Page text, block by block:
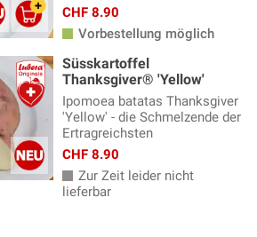
CHF 8.90
Vorbestellung möglich
Süsskartoffel
Thanksgiver® 'Yellow'
Ipomoea batatas Thanksgiver
'Yellow' - die Schmelzende der
Ertragreichsten
CHF 8.90
Zur Zeit leider nicht
lieferbar